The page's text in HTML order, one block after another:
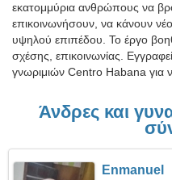
εκατομμύρια ανθρώπους να
επικοινωνήσουν, να κάνουν
υψηλού επιπέδου. Το έργο
σχέσης, επικοινωνίας.
γνωριμιών Centro Habana για
Άνδρες και
Enmanuel